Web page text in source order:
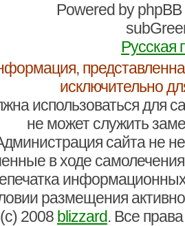
Powered byphpBB
Русская
исключительно
использоваться для
не может служить
сайта не
в ходе
размещения
(c) 2008 blizzard. Все